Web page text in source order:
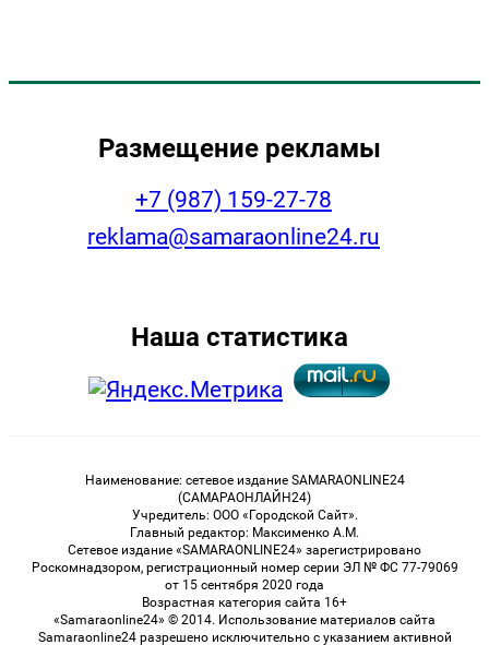
Размещение рекламы
+7 (987) 159-27-78
reklama@samaraonline24.ru
Наша статистика
Наименование: сетевое издание SAMARAONLINE24
(САМАРАОНЛАЙН24)
Учредитель: ООО «Городской Сайт».
Главный редактор: Максименко А.М.
Сетевое издание «SAMARAONLINE24» зарегистрировано
Роскомнадзором, регистрационный номер серии ЭЛ № ФС 77-79069
от 15 сентября 2020 года
Возрастная категория сайта 16+
«Samaraonline24» © 2014. Использование материалов сайта
Samaraonline24 разрешено исключительно с указанием активной